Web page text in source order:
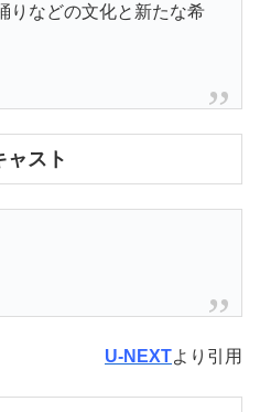
りなどの文化と新たな希
ャスト
U-NEXTより引用